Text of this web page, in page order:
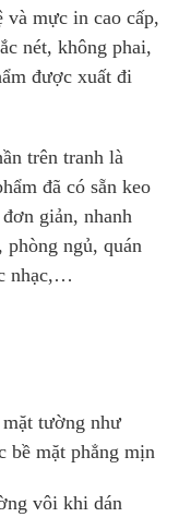
mực in cao cấp,
nét, không phai,
được xuất đi
trên tranh là
đã có sẵn keo
giản, nhanh
ngủ, quán
nhạc,…
tường như
bề mặt phẳng mịn
vôi khi dán